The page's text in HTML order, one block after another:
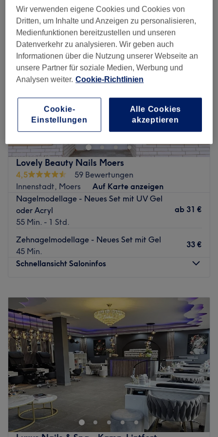
Moers
Lovely Beauty Nails Moers
4,5
59 Bewertungen
Innenstadt, Moers
Auf Karte anzeigen
Nagelmodellage - Neues Set mit UV Gel
oder Acryl
55 Min. - 1 Std.
ab 31 €
Zehnagelmodellage - Neues Set mit Gel
45 Min.
33 €
Schnellansicht Saloninfos
Dienstag
19:00
Mittwoch
19:00
Donnerstag
09:30–19:00
Freitag
09:30 –19:00
Samstag
09:30 –16:30
Sonntag
Geschlossen
Das Lovely Beauty Nails Moers ist ein renommiertes
Nagelstudio, das sich in der malerischen Stadt Moers
befindet. Es bietet einladende und entspannende
Dienstleistungen für diejenigen, die ihre Nägel von einem
professionellen Team verwöhnen lassen möchten.
Wir verwenden eigene Cookies und Cookies von
Dritten, um Inhalte und Anzeigen zu personalisieren,
Medienfunktionen bereitzustellen und unseren
Datenverkehr zu analysieren. Wir geben auch
Informationen über die Nutzung unserer Webseite an
unsere Partner für soziale Medien, Werbung und
Analysen weiter. Cookie-Richtlinien
Cookie-
Einstellungen
Alle Cookies
akzeptieren